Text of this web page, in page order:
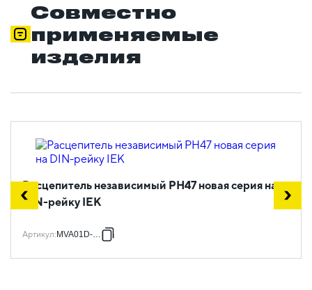
Совместно
применяемые
изделия
Расцепитель независимый РН47 новая серия на
DIN-рейку IEK
Артикул:MVA01D-RN